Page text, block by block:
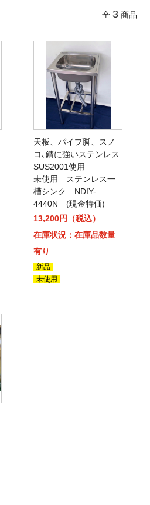
全 3商品
天板、パイプ脚、スノ
コ､錆に強いステンレス
SUS2001使用
未使用 ステンレス一
槽シンク NDIY-
4440N (現金特価)
13,200円（税込）
在庫状況：在庫品数量
有り
新品
未使用